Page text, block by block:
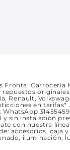
Frontal Carroceria
Renault,
en tarifas*
sin instalación
con nuestra
accesorios, caja
iluminación,